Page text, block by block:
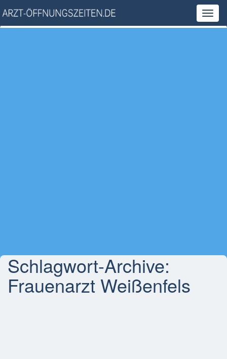
Schlagwort-Archive:
Frauenarzt Weißenfels